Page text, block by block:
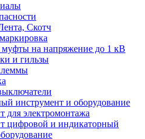
Скотч
на напряжение до 1 кВ
и гильзы
инструмент и оборудование
для электромонтажа
цифровой и индикаторный